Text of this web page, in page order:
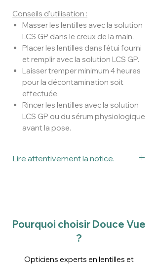
Conseils d'utilisation :
Masser les lentilles avec la solution
LCS GP dans le creux de la main.
Placer les lentilles dans l'étui fourni
et remplir avec la solution LCS GP.
Laisser tremper minimum 4 heures
pour la décontamination soit
effectuée.
Rincer les lentilles avec la solution
LCS GP ou du sérum physiologique
avant la pose.
Lire attentivement la notice.
Pourquoi choisir Douce Vue
?
Opticiens experts en lentilles et